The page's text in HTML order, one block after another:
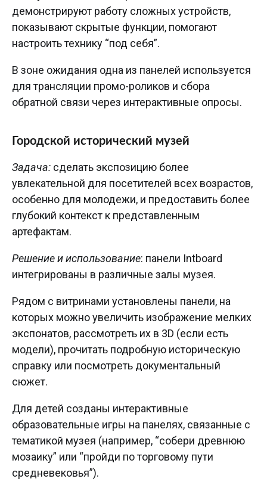
демонстрируют работу сложных устройств,
показывают скрытые функции, помогают
настроить технику “под себя”.
В зоне ожидания одна из панелей используется
для трансляции промо-роликов и сбора
обратной связи через интерактивные опросы.
Городской исторический музей
Задача: сделать экспозицию более
увлекательной для посетителей всех возрастов,
особенно для молодежи, и предоставить более
глубокий контекст к представленным
артефактам.
Решение и использование: панели Intboard
интегрированы в различные залы музея.
Рядом с витринами установлены панели, на
которых можно увеличить изображение мелких
экспонатов, рассмотреть их в 3D (если есть
модели), прочитать подробную историческую
справку или посмотреть документальный
сюжет.
Для детей созданы интерактивные
образовательные игры на панелях, связанные с
тематикой музея (например, “собери древнюю
мозаику” или “пройди по торговому пути
средневековья”).